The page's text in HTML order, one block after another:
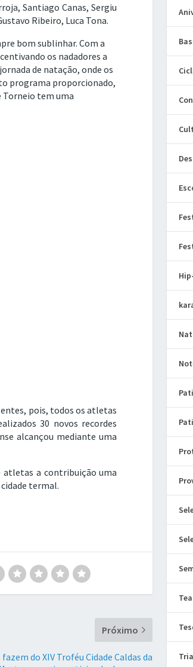
Santiago Canas, Sergiu
Ribeiro, Luca Tona.
bom sublinhar. Com a
os nadadores a
de natação, onde os
programa proporcionado,
Torneio tem uma
pois, todos os atletas
30 novos recordes
alcançou mediante uma
atletas a contribuição uma
termal.
Próximo
do XIV Troféu Cidade Caldas da